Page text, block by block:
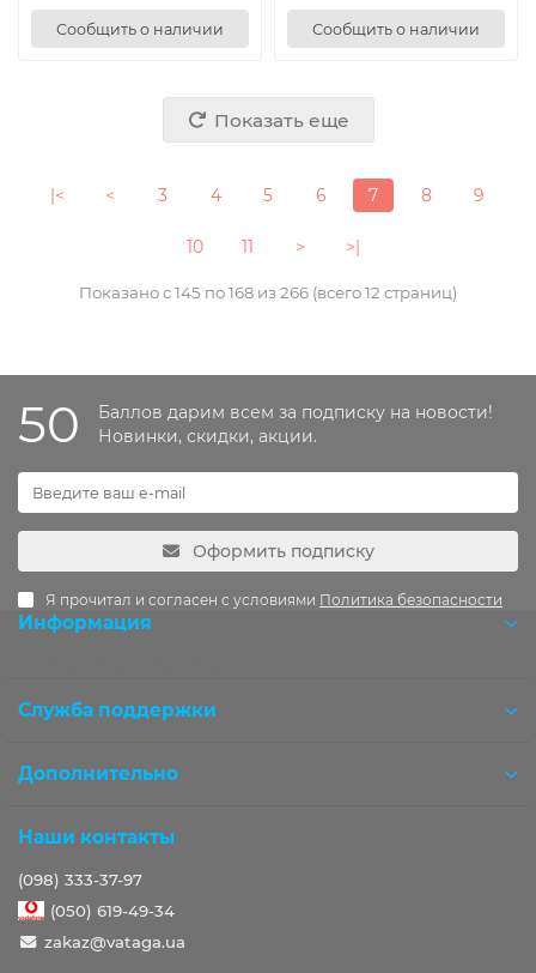
Сообщить о наличии Сообщить о наличии
Показать еще
|< < 3 4 5 6 7 8 9
10 11 > >|
Показано с 145 по 168 из 266 (всего 12 страниц)
50
Баллов дарим всем за подписку на новости!
Новинки, скидки, акции.
Оформить подписку
Я прочитал и согласен с условиями Политика безопасности
Информация
Служба поддержки
Дополнительно
Наши контакты
(098) 333-37-97
(050) 619-49-34
zakaz@vataga.ua